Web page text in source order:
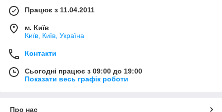
Працює з 11.04.2011
м. Київ
Київ, Київ, Україна
Контакти
Сьогодні працює з 09:00 до 19:00
Показати весь графік роботи
Про нас